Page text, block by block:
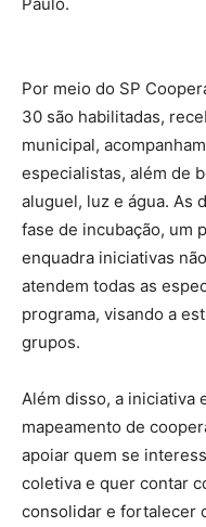
Por meio do SP
30 são habilitadas,
municipal,
especialistas, além de
aluguel, luz e água. As
fase de incubação, um
enquadra iniciativas
atendem todas as
programa, visando a
grupos.
Além disso, a iniciativa
mapeamento de
apoiar quem se
coletiva e quer contar
consolidar e fortalecer